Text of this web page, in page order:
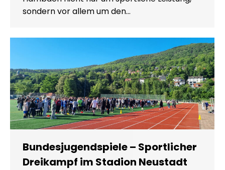
sondern vor allem um den…
Bundesjugendspiele – Sportlicher
Dreikampf im Stadion Neustadt